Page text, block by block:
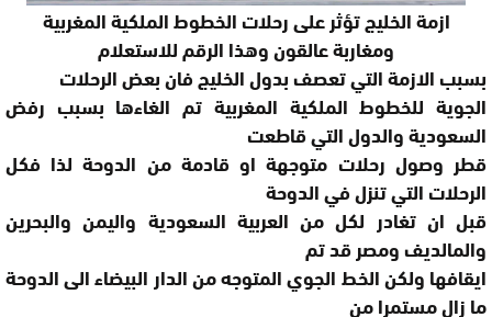
ازمة الخليج تؤثر على رحلات الخطوط الملكية المغربية
ومغاربة عالقون وهذا الرقم للاستعلام
بسبب الازمة التي تعصف بدول الخليج فان بعض الرحلات
الجوية للخطوط الملكية المغربية تم الغاءها بسبب رفض
السعودية والدول التي قاطعت
قطر وصول رحلات متوجهة او قادمة من الدوحة لذا فكل
الرحلات التي تنزل في الدوحة
قبل ان تغادر لكل من العربية السعودية واليمن والبحرين
والمالديف ومصر قد تم
ايقافها ولكن الخط الجوي المتوجه من الدار البيضاء الى الدوحة
ما زال مستمرا من